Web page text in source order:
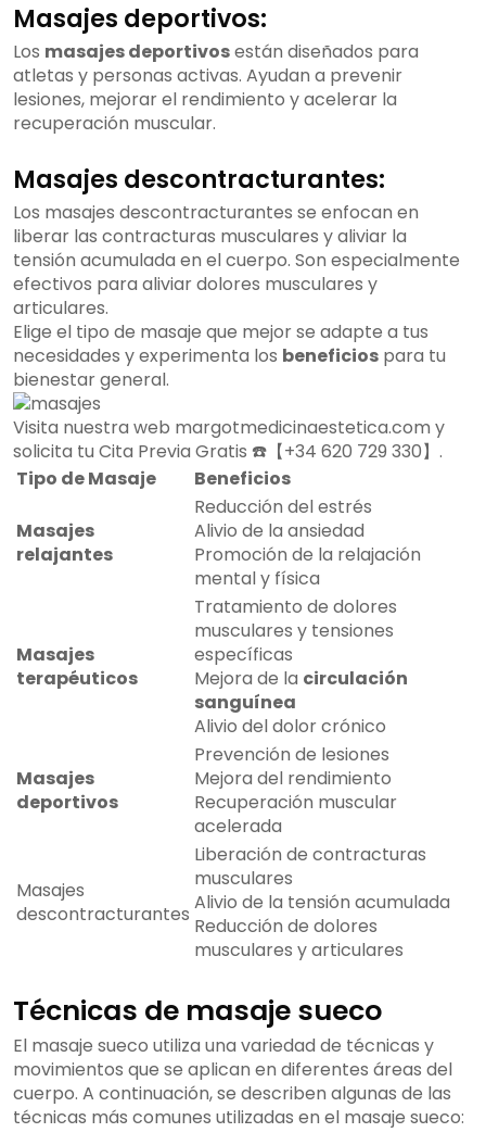
Masajes deportivos:
Los masajes deportivosestán diseñados para
atletas y personas activas. Ayudan a prevenir
lesiones, mejorar el rendimiento y acelerar la
recuperación muscular.
Masajes descontracturantes:
Los masajes descontracturantes se enfocan en
liberar las contracturas musculares y aliviar la
tensión acumulada en el cuerpo. Son especialmente
efectivos para aliviar dolores musculares y
articulares.
Elige el tipo de masaje que mejor se adapte a tus
necesidades y experimenta los beneficios para tu
bienestar general.
Visita nuestra web margotmedicinaestetica.com y
solicita tu Cita Previa Gratis ☎️【+34 620 729 330】.
Tipo de Masaje
Beneficios
Masajes
relajantes
Reducción del estrés
Alivio de la ansiedad
Promoción de la relajación
mental y física
Masajes
terapéuticos
Tratamiento de dolores
musculares y tensiones
específicas
Mejora de la circulación
sanguínea
Alivio del dolor crónico
Masajes
deportivos
Prevención de lesiones
Mejora del rendimiento
Recuperación muscular
acelerada
Masajes
descontracturantes
Liberación de contracturas
musculares
Alivio de la tensión acumulada
Reducción de dolores
musculares y articulares
Técnicas de masaje sueco
El masaje sueco utiliza una variedad de técnicas y
movimientos que se aplican en diferentes áreas del
cuerpo. A continuación, se describen algunas de las
técnicas más comunes utilizadas en el masaje sueco: